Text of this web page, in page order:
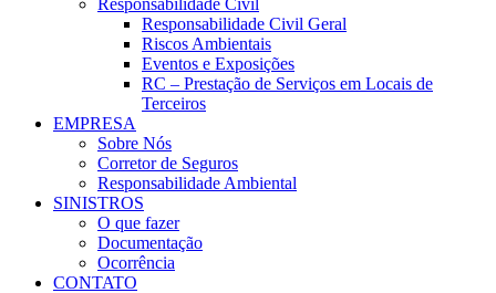
Responsabilidade Civil Geral
Riscos Ambientais
Eventos e Exposições
RC – Prestação de Serviços em Locais de
Terceiros
EMPRESA
Sobre Nós
Corretor de Seguros
Responsabilidade Ambiental
SINISTROS
O que fazer
Documentação
Ocorrência
CONTATO